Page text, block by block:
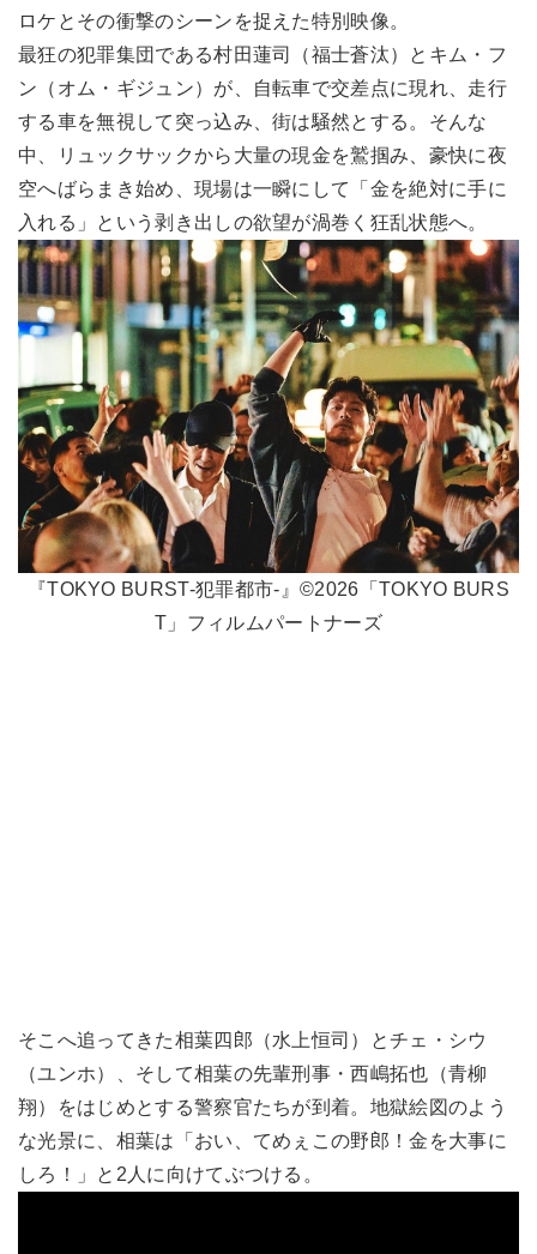
ロケとその衝撃のシーンを捉えた特別映像。
最狂の犯罪集団である村田蓮司（福士蒼汰）とキム・フ
ン（オム・ギジュン）が、自転車で交差点に現れ、走行
する車を無視して突っ込み、街は騒然とする。そんな
中、リュックサックから大量の現金を鷲掴み、豪快に夜
空へばらまき始め、現場は一瞬にして「金を絶対に手に
入れる」という剥き出しの欲望が渦巻く狂乱状態へ。
『TOKYO BURST-犯罪都市-』©2026「TOKYO BURS
T」フィルムパートナーズ
そこへ追ってきた相葉四郎（水上恒司）とチェ・シウ
（ユンホ）、そして相葉の先輩刑事・西嶋拓也（青柳
翔）をはじめとする警察官たちが到着。地獄絵図のよう
な光景に、相葉は「おい、てめぇこの野郎！金を大事に
しろ！」と2人に向けてぶつける。